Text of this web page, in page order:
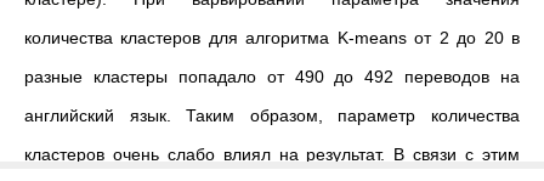
количества кластеров для алгоритма K-means от 2 до 20 в
разные кластеры попадало от 490 до 492 переводов на
английский язык. Таким образом, параметр количества
кластеров очень слабо влиял на результат. В связи с этим